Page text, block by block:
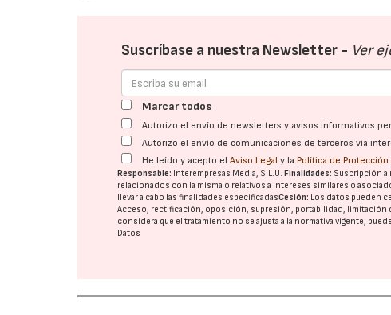
Suscríbase a nuestra Newsletter - Ver
Marcar todos
Autorizo el envío de newsletters y avisos informativos
Autorizo el envío de comunicaciones de terceros vía
He leído y acepto elAviso Legal y la Política de Protección
Responsable: Interempresas Media, S.L.U. Finalidades: Suscripción a
relacionados con la misma o relativos a intereses similares o
llevar a cabo las finalidades especificadasCesión: Los datos pueden
Acceso, rectificación, oposición, supresión, portabilidad, limitación
considera que el tratamiento no se ajusta a la normativa vigente,
Datos